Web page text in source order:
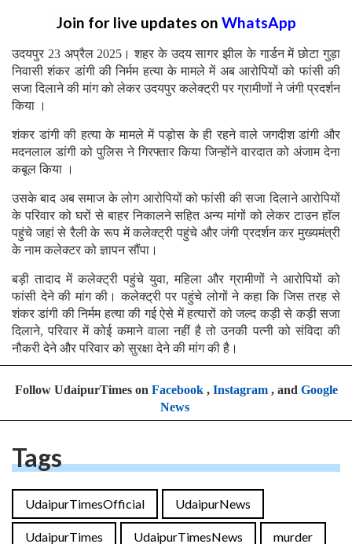
Join for live updates on WhatsApp
उदयपुर 23 अप्रैल 2025। शहर के उदय सागर झील के गार्डन में छोटा गुड़ा
निवासी शंकर डांगी की निर्मम हत्या के मामले में अब आरोपियों को फांसी की
सजा दिलाने की मांग को लेकर उदयपुर कलेक्ट्री पर ग्रामीणों ने जंगी प्रदर्शन
किया ।
शंकर डांगी की हत्या के मामले में पड़ोस के ही रहने वाले जगदीश डांगी और
मदनलाल डांगी को पुलिस ने गिरफ्तार किया जिन्होंने वारदात को अंजाम देना
कबूल किया ।
उसके बाद अब समाज के लोग आरोपियों को फांसी की सजा दिलाने आरोपियों
के परिवार को घरों से बाहर निकालने सहित अन्य मांगों को लेकर टाउन हॉल
पहुंचे जहां से रैली के रूप में कलेक्ट्री पहुंचे और जंगी प्रदर्शन कर मुख्यमंत्री
के नाम कलेक्टर को ज्ञापन सौंपा।
बड़ी तादाद में कलेक्ट्री पहुंचे युवा, महिला और ग्रामीणों ने आरोपियों को
फांसी देने की मांग की। कलेक्ट्री पर पहुंचे लोगों ने कहा कि जिस तरह से
शंकर डांगी की निर्मम हत्या की गई ऐसे में हत्यारों को जल्द कड़ी से कड़ी सजा
दिलाने, परिवार में कोई कमाने वाला नहीं है तो उनकी पत्नी को संविदा की
नौकरी देने और परिवार को सुरक्षा देने की मांग की है।
Follow UdaipurTimes on Facebook, Instagram, and Google
News
Tags
UdaipurTimesOfficial UdaipurNews
UdaipurTimes UdaipurTimesNews murder